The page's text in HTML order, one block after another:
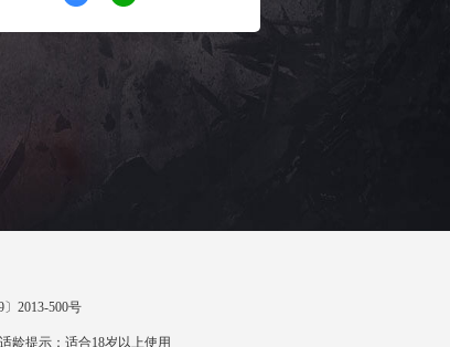
2013-500号
龄提示：适合18岁以上使用